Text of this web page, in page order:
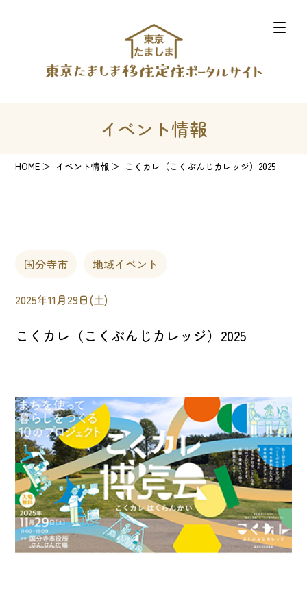
イベント情報
HOME イベント情報 こくカレ（こくぶんじカレッジ）2025
国分寺市 地域イベント
2025年11月29日(土)
こくカレ（こくぶんじカレッジ）2025